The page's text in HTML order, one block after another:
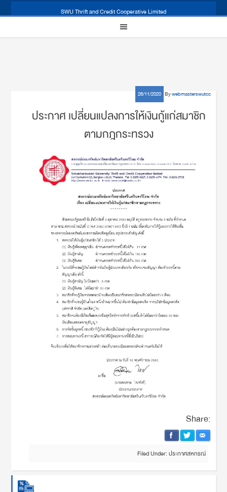
SWU Thrift and Credit Cooperative Limited
26/11/2020 Bywebmasterswutcc
ประกาศ เปลี่ยนแปลงการให้เงินกู้แก่สมาชิก
ตามกฎกระทรวง
Share:
Filed Under:ประกาศสหกรณ์